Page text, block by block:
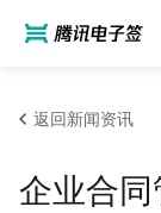
返回新闻资讯
企业合